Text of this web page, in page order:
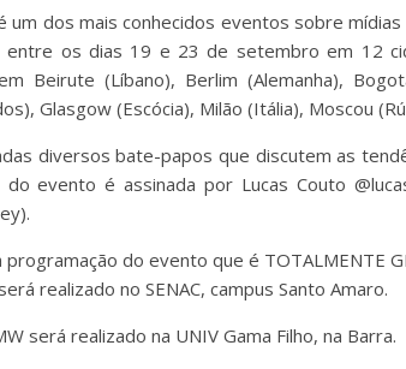
um dos mais conhecidos eventos sobre
entre os dias 19 e 23 de setembro em 12
Beirute (Líbano), Berlim (Alemanha),
Glasgow (Escócia), Milão (Itália), Moscou
diversos bate-papos que discutem as
evento é assinada por Lucas Couto
programação do evento que é TOTALMENTE
realizado no SENAC, campus Santo Amaro.
será realizado na UNIV Gama Filho, na Barra.